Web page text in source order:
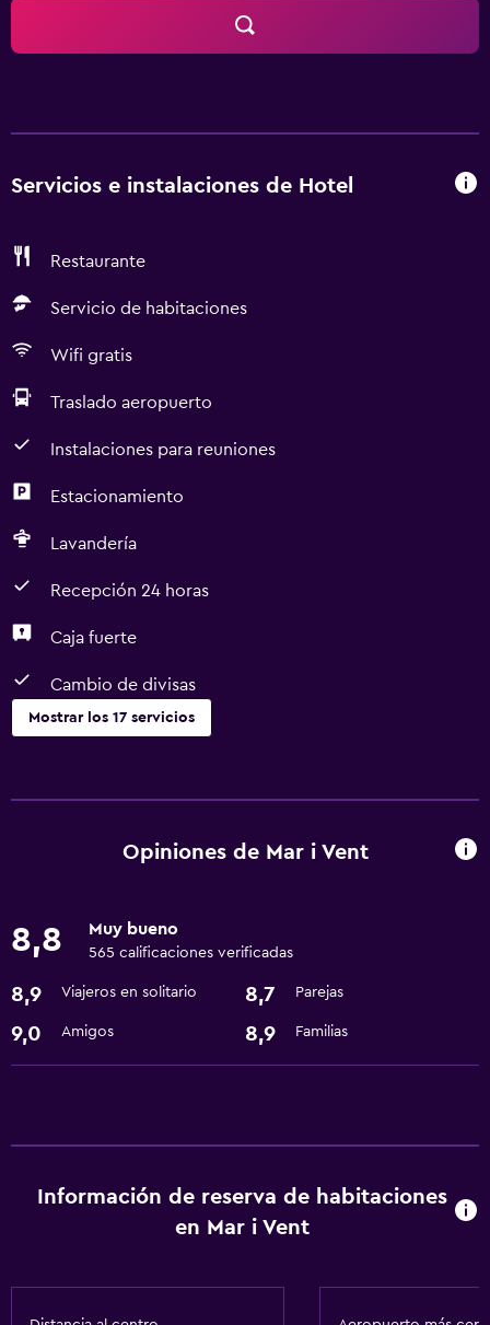
Servicios e instalaciones de Hotel
Restaurante
Servicio de habitaciones
Wifi gratis
Traslado aeropuerto
Instalaciones para reuniones
Estacionamiento
Lavandería
Recepción 24 horas
Caja fuerte
Cambio de divisas
Mostrar los 17 servicios
Servicio de habitaciones
Traslado aeropuerto
Estacionamiento
Opiniones de Mar i Vent
8,8 Muy bueno
565 calificaciones verificadas
8,9 Viajeros en solitario 8,7 Parejas
9,0 Amigos 8,9 Familias
Información de reserva de habitaciones
en Mar i Vent